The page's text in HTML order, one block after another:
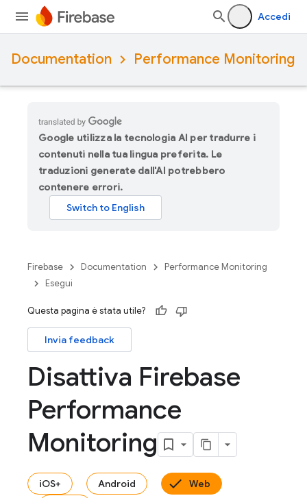
Accedi
Documentation Performance Monitoring
Google utilizza la tecnologia AI per tradurre i
contenuti nella tua lingua preferita. Le
traduzioni generate dall'AI potrebbero
contenere errori.
Firebase Documentation
Performance Monitoring
Esegui
Questa pagina è stata utile?
Invia feedback
Disattiva Firebase
Performance
Monitoring
iOS+ Android
Web